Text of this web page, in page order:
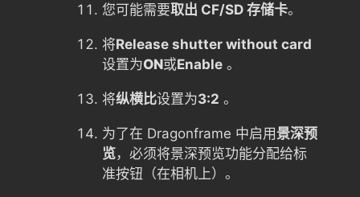
您可能需要取出 CF/SD 存储卡。
将Release shutter without card
设置为ON或Enable 。
将纵横比设置为3:2 。
为了在 Dragonframe 中启用景深预
览，必须将景深预览功能分配给标
准按钮（在相机上）。